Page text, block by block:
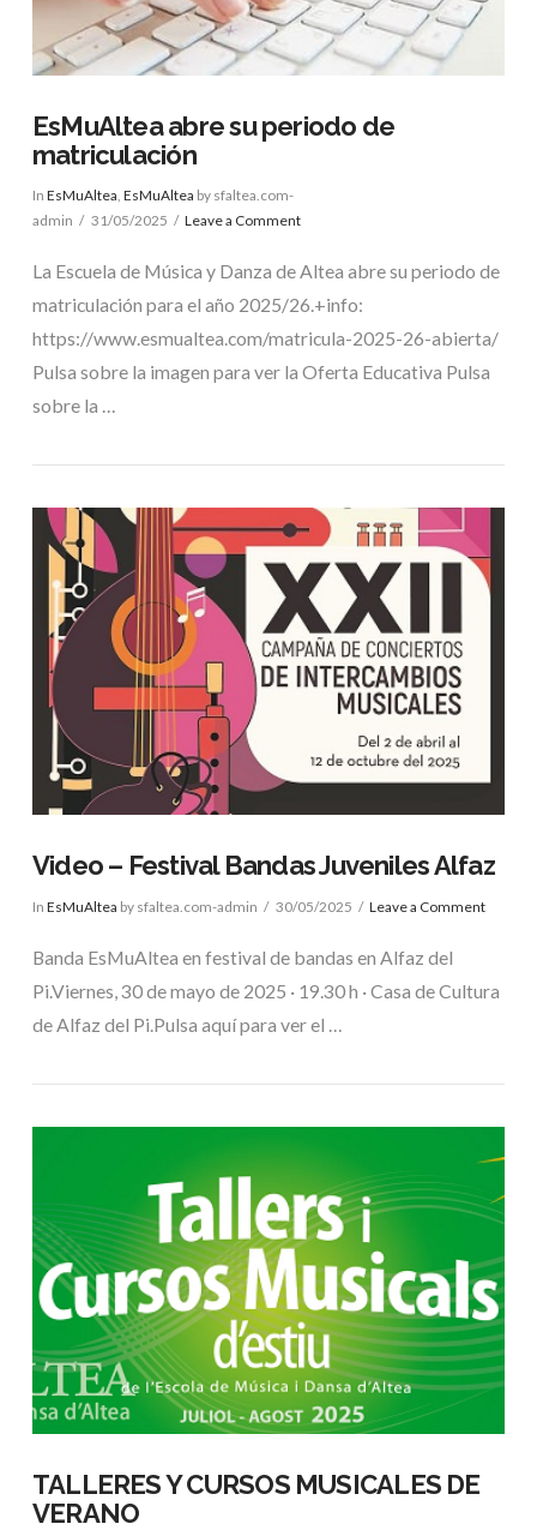
VIEW POST
EsMuAltea abre su periodo de
matriculación
In EsMuAltea, EsMuAltea by sfaltea.com-
admin
31/05/2025 Leave a Comment
La Escuela de Música y Danza de Altea abre su periodo de
matriculación para el año 2025/26.+info:
https://www.esmualtea.com/matricula-2025-26-abierta/
Pulsa sobre la imagen para ver la Oferta Educativa Pulsa
sobre la …
VIEW POST
Video – Festival Bandas Juveniles Alfaz
In EsMuAltea by sfaltea.com-admin 30/05/2025 Leave a Comment
Banda EsMuAltea en festival de bandas en Alfaz del
Pi.Viernes, 30 de mayo de 2025 · 19.30 h · Casa de Cultura
de Alfaz del Pi.Pulsa aquí para ver el …
TALLERES Y CURSOS MUSICALES DE
VERANO